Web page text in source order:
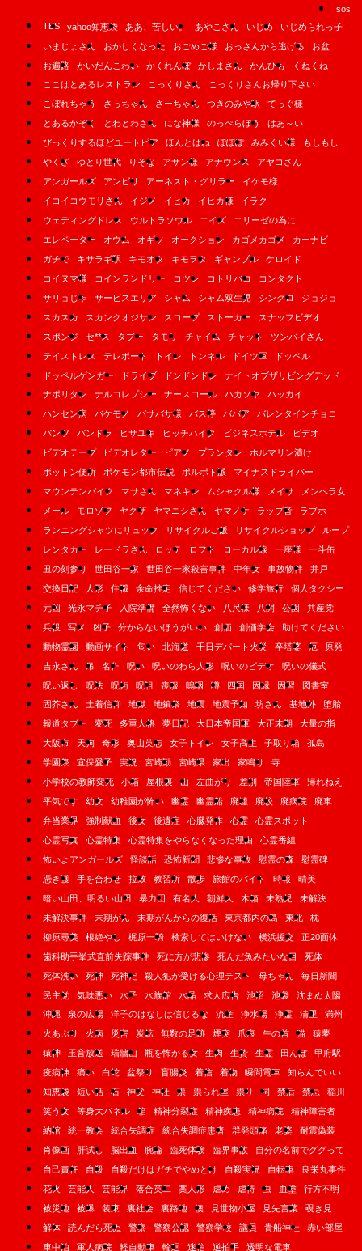
sos
TBS
yahoo知恵袋 ああ、苦しい。 あやこさん いじめ
いじめられっ子
いまじょさん
おかしくなった おごめご様 おっさんから逃げる
お盆
お遍路
かいだんこわい かくれんぼ かしまさん かんひも
くねくね
ここはとあるレストラン
こっくりさん
こっくりさんお帰り下さい
こぼれちゃう
さっちゃん さーちゃん つきのみや駅
てっぐ様
とあるかぞく
とわとわさん にな神様 のっぺらぼう
はあ～い
びっくりするほどユートピア
ほんとはね ぽぽぽ みみくい様
もしもし
やくざ
ゆとり世代 りそな アサン様 アナウンス
アヤコさん
アンガールズ
アンビリ アーネスト・グリラー
イケモ様
イコイコウモリさん
イジメ イヒカ イヒカ様
イラク
ウェディングドレス
ウルトラソウル エイズ
エリーゼの為に
エレベーター
オウム オギソ オークション カゴメカゴメ
カーナビ
ガチで
キサラギ駅 キモオタ キモヲタ ギャンブル
ケロイド
コイヌマ様
コインランドリー コツン コトリバコ
コンタクト
サリョじゃ
サービスエリア シャム シャム双生児 シンクロ
ジョジョ
スカスカ
スカンクオジサン スコープ ストーカー
スナッフビデオ
スポンジ
セ**ス タブー タモリ チャイム チャット
ツンバイさん
テイストレス
テレポート トイレ トンネル ドイツ軍
ドッペル
ドッペルゲンガー
ドライブ ドンドンドン
ナイトオブザリビングデッド
ナポリタン
ナルコレプシー ナースコール ハカソヤ
ハッカイ
ハンセン病
バケモノ バサバサ様 バス停 ババア
バレンタインチョコ
パンツ
パンドラ ヒサユキ ヒッチハイク ビジネスホテル
ビデオ
ビデオテープ
ビデオレター ピアノ プランタン
ホルマリン漬け
ボットン便所
ポケモン都市伝説 ポルポト派
マイナスドライバー
マウンテンバイク
マサさん マネキン ムシャクル様 メイサ
メンヘラ女
メール
モロゾフ ヤクザ ヤマニシさん ヤマノケ ラップ音
ラブホ
ランニングシャツにリュック
リサイクルご飯 リサイクルショップ
ループ
レンタカー
レードラさん ロッテ ロフト ローカル線 一座様
一斗缶
丑の刻参り
世田谷一家 世田谷一家殺害事件 中年女 事故物件
井戸
交換日記
人形 住職 余命推定 信じてください 修学旅行
個人タクシー
元凶
光永マチ子 入院準備 全然怖くない 八尺様 八開 公園
共産党
兵役
写メ 凶子 分からないほうがいい 創価 創価学会
助けてください
動物霊園
動画サイト 匂い 北海道 千日デパート火災 卒塔婆 厄
原発
吉永さん
吊 名作 呪い 呪いのわら人形 呪いのビデオ
呪いの儀式
呪い返し
呪法 呪術 呪詛 喪服 嗚咽 噂 四国 因縁 因習
図書室
固芥さん
土着信仰 地獄 地鎮祭 地震 地震予知 坊さん 基地外
堕胎
報道タブー
変死 多重人格 夢日記 大日本帝国軍 大正末期
大量の指
大阪市
天狗 奇形 奥山英志 女子トイレ 女子高生 子取り箱
孤島
学園祭
宜保愛子 実況 宮崎勤 宮崎県 家出 家鳴り
寺
小学校の教師変死
小箱 屋根裏 山 左曲がり 差別 帝国陸軍
帰れねえ
平気です
幼女 幼稚園が怖い 幽霊 幽霊船 廃墟 廃校 廃病院
廃車
弁当業界
強制献血 後女 後遺症 心臓発作 心霊
心霊スポット
心霊写真
心霊特集 心霊特集をやらなくなった理由
心霊番組
怖いよアンガールズ
怪談話 恐怖新聞 悲惨な事故 慰霊の森
慰霊碑
憑き護
手を合わせ 拉致 教習所 散歩 旅館のバイト 時報
晴美
暗い山田、明るい山田
暴力団 有名人 朝鮮人 木箱 未熟児
未解決
未解決事件
末期がん 末期がんからの復活 東京都内の島 東北
枕
柳原尋美
根絶やし 梶原一騎 検索してはいけない 横浜援交
正20面体
歯科助手挙式直前失踪事件
死に方が悲惨 死んだ魚みたいな目
死体
死体洗い
死神 死神だ 殺人犯が受ける心理テスト 母ちゃん
毎日新聞
民主党
気味悪い 水子 水族館 水晶 求人広告 池沼 池袋
沈まぬ太陽
沖縄
泉の広場 洋子のはなしは信じるな 流産 浄水場 浄霊 清里
満州
火あぶり
火病 災害 炭鉱 無数の足跡 煙突 爪痕 牛の首 猫
猿夢
猿神
玉音放送 瑞牆山 瓶を怖がる女 生肉 生贄 生霊 田んぼ
甲府駅
疫病神
痛い 白蛇 盆祭り 盲腸炎 着信 着物 瞬間電車
知らんでいい
知恵袋
短い話 石 神父 神社 祟 祟られ屋 祟り 祠 禁后 禁忌
稲川
笑う女
等身大パネル 箱 精神分裂症 精神疾患 精神病院
精神障害者
納棺
統一教会 統合失調症 統合失調症患者 群発頭痛 老婆
耐震偽装
肖像画
肝試し 脳出血 腕輪 臨死体験 臨界事故
自分の名前でググって
自己責任
自殺 自殺だけはガチでやめとけ 自殺実況 自転車
良栄丸事件
花火
芸能人 芸能界 落合英二 藁人形 虐め 虐待 虫 血塗
行方不明
被災地
被爆 装束 裏社会 裏路地 襖 見世物小屋 見先言葉
覗き見
解体
読んだら死ぬ 警察 警察公認 警察学校 議員 貴船神社
赤い部屋
車中泊
軍人病院 軽自動車 輪廻 迷信 逆拍手 透明な電車